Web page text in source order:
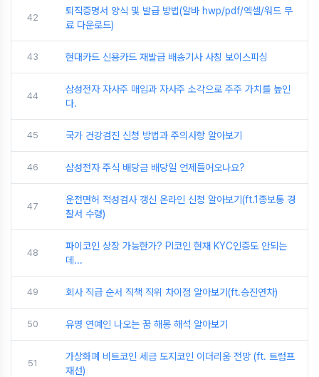
42
퇴직증명서 양식 및 발급 방법(알바 hwp/pdf/엑셀/워드 무
료 다운로드)
43 현대카드 신용카드 재발급 배송기사 사칭 보이스피싱
44
삼성전자 자사주 매입과 자사주 소각으로 주주 가치를 높인
다.
45 국가 건강검진 신청 방법과 주의사항 알아보기
46 삼성전자 주식 배당금 배당일 언제들어오나요?
47
운전면허 적성검사 갱신 온라인 신청 알아보기(ft.1종보통 경
찰서 수령)
48
파이코인 상장 가능한가? PI코인 현재 KYC인증도 안되는
데...
49 회사 직급 순서 직책 직위 차이점 알아보기(ft.승진연차)
50 유명 연예인 나오는 꿈 해몽 해석 알아보기
51
가상화폐 비트코인 세금 도지코인 이더리움 전망 (ft. 트럼프
재선)